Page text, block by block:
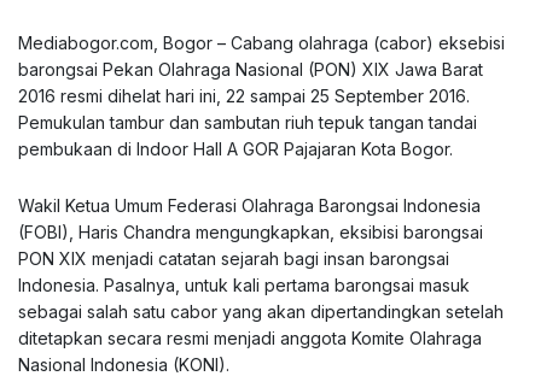
Mediabogor.com, Bogor – Cabang olahraga (cabor) eksebisi
barongsai Pekan Olahraga Nasional (PON) XIX Jawa Barat
2016 resmi dihelat hari ini, 22 sampai 25 September 2016.
Pemukulan tambur dan sambutan riuh tepuk tangan tandai
pembukaan di Indoor Hall A GOR Pajajaran Kota Bogor.
Wakil Ketua Umum Federasi Olahraga Barongsai Indonesia
(FOBI), Haris Chandra mengungkapkan, eksibisi barongsai
PON XIX menjadi catatan sejarah bagi insan barongsai
Indonesia. Pasalnya, untuk kali pertama barongsai masuk
sebagai salah satu cabor yang akan dipertandingkan setelah
ditetapkan secara resmi menjadi anggota Komite Olahraga
Nasional Indonesia (KONI).